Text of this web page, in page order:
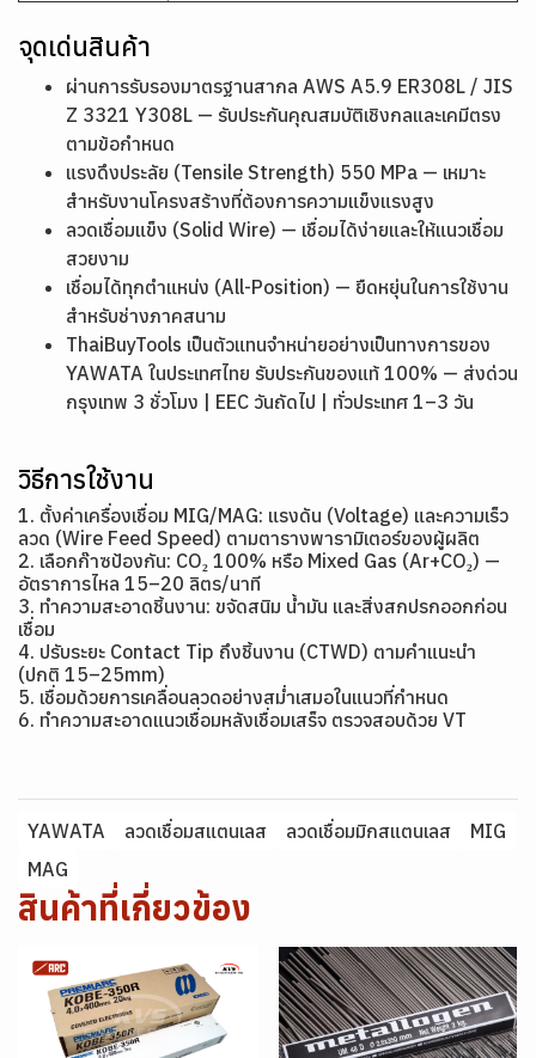
จุดเด่นสินค้า
ผ่านการรับรองมาตรฐานสากล AWS A5.9 ER308L / JIS
Z 3321 Y308L — รับประกันคุณสมบัติเชิงกลและเคมีตรง
ตามข้อกำหนด
แรงดึงประลัย (Tensile Strength) 550 MPa — เหมาะ
สำหรับงานโครงสร้างที่ต้องการความแข็งแรงสูง
ลวดเชื่อมแข็ง (Solid Wire) — เชื่อมได้ง่ายและให้แนวเชื่อม
สวยงาม
เชื่อมได้ทุกตำแหน่ง (All-Position) — ยืดหยุ่นในการใช้งาน
สำหรับช่างภาคสนาม
ThaiBuyTools เป็นตัวแทนจำหน่ายอย่างเป็นทางการของ
YAWATA ในประเทศไทย รับประกันของแท้ 100% — ส่งด่วน
กรุงเทพ 3 ชั่วโมง | EEC วันถัดไป | ทั่วประเทศ 1–3 วัน
วิธีการใช้งาน
1. ตั้งค่าเครื่องเชื่อม MIG/MAG: แรงดัน (Voltage) และความเร็ว
ลวด (Wire Feed Speed) ตามตารางพารามิเตอร์ของผู้ผลิต
2. เลือกก๊าซป้องกัน: CO₂ 100% หรือ Mixed Gas (Ar+CO₂) —
อัตราการไหล 15–20 ลิตร/นาที
3. ทำความสะอาดชิ้นงาน: ขจัดสนิม น้ำมัน และสิ่งสกปรกออกก่อน
เชื่อม
4. ปรับระยะ Contact Tip ถึงชิ้นงาน (CTWD) ตามคำแนะนำ
(ปกติ 15–25mm)
5. เชื่อมด้วยการเคลื่อนลวดอย่างสม่ำเสมอในแนวที่กำหนด
6. ทำความสะอาดแนวเชื่อมหลังเชื่อมเสร็จ ตรวจสอบด้วย VT
YAWATA ลวดเชื่อมสแตนเลส ลวดเชื่อมมิกสแตนเลส
MIG
MAG
สินค้าที่เกี่ยวข้อง